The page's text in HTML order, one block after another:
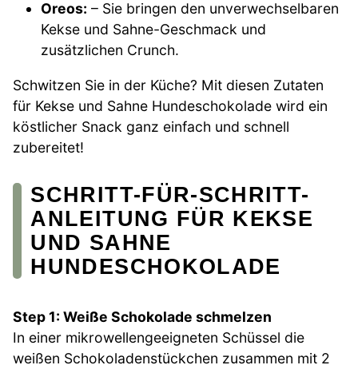
Oreos: – Sie bringen den unverwechselbaren
Kekse und Sahne-Geschmack und
zusätzlichen Crunch.
Schwitzen Sie in der Küche? Mit diesen Zutaten
für Kekse und Sahne Hundeschokolade wird ein
köstlicher Snack ganz einfach und schnell
zubereitet!
SCHRITT-FÜR-SCHRITT-
ANLEITUNG FÜR KEKSE
UND SAHNE
HUNDESCHOKOLADE
Step 1: Weiße Schokolade schmelzen
In einer mikrowellengeeigneten Schüssel die
weißen Schokoladenstückchen zusammen mit 2